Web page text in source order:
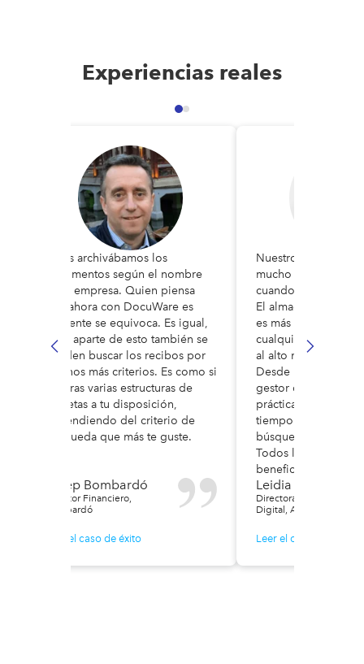
Experiencias reales
Antes archivábamos los
documentos según el nombre
de la empresa. Quien piensa
que ahora con DocuWare es
diferente se equivoca. Es igual,
pero aparte de esto también se
pueden buscar los recibos por
muchos más criterios. Es como si
tuvieras varias estructuras de
carpetas a tu disposición,
dependiendo del criterio de
búsqueda que más te guste.
Josep Bombardó
Director Financiero,
Bombardó
Leer el caso de éxito
Nuestros procesos
mucho más seguros
cuando aún
El almacenamiento
es más rápido y
cualquier archivo
al alto nivel de
Desde la
gestor documental,
prácticamente ya
tiempo en el
búsqueda de
Todos los
benefician de ello.
Leidia Martel
Directora IT y
Digital, Ahembo
Leer el caso de éxito